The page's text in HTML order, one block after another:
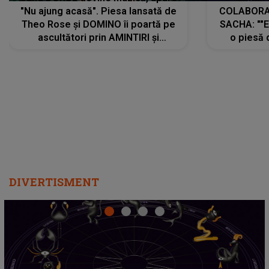
"Nu ajung acasă". Piesa lansată de
Theo Rose și DOMINO îi poartă pe
ascultători prin AMINTIRI și
SACHA:
o piesă
DIVERTISMENT